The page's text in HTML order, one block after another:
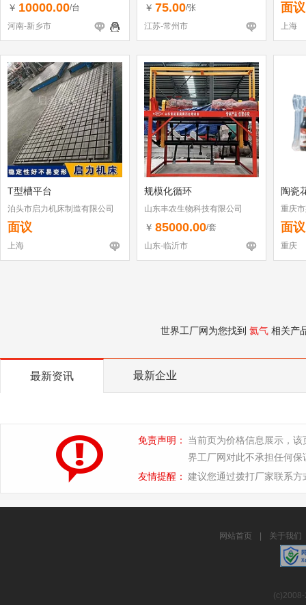
￥ 10000.00/台
河南-新乡市
￥ 75.00/张
江苏-常州市
面议
上海
T型槽平台
泊头市启力机床制造有限公司
面议
上海
规模化循环
山东丰农生物科技有限公司
￥ 85000.00/套
山东-临沂市
陶瓷
重庆
面议
重庆
世界工厂网为您找到 氦气 相关产
最新资讯 最新企业
免责声明：
当前页为价格信息展示，
界工厂网对此不承担任何保
友情提醒： 建议您通过拨打厂家联系
网站首页 关于我们